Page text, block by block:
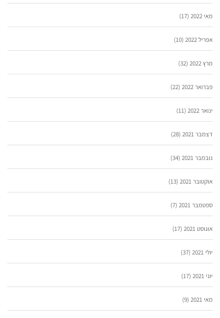
מאי 2022 (17)
אפריל 2022 (10)
מרץ 2022 (32)
פברואר 2022 (22)
ינואר 2022 (11)
דצמבר 2021 (28)
נובמבר 2021 (34)
אוקטובר 2021 (13)
ספטמבר 2021 (7)
אוגוסט 2021 (17)
יולי 2021 (37)
יוני 2021 (17)
מאי 2021 (9)